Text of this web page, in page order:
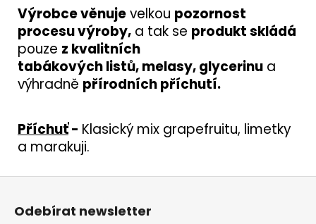
Výrobce věnujevelkou pozornost
procesu výroby, a tak se produkt skládá
pouze z kvalitních
tabákových listů, melasy, glycerinu a
výhradně přírodních příchutí.
Příchuť- Klasický mix grapefruitu, limetky
a marakuji.
Odebírat newsletter